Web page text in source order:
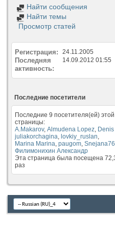
Найти сообщения
Найти темы
Просмотр статей
Регистрация 24.11.2005
Последняя
активность
14.09.2012 01:55
Последние посетители
Последние 9 посетителя(ей) этой
страницы:
A.Makarov, Almudena Lopez, Denis
juliakorchagina, lovkiy_ruslan,
Marina Marina, paugom,
Филимонихин Александр
Эта страница была посещена
раз